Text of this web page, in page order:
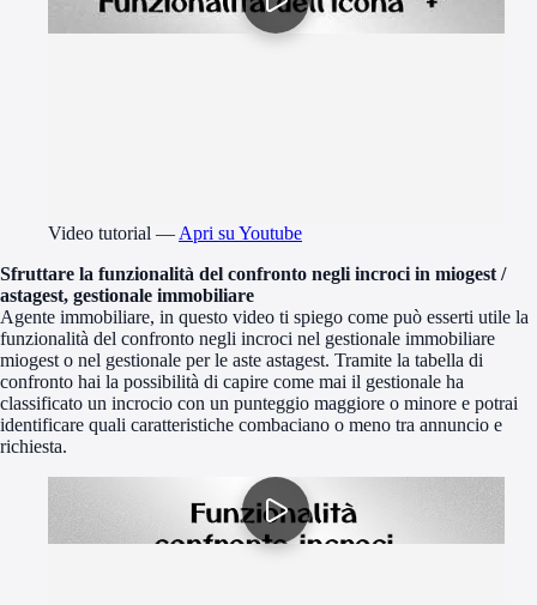
Video tutorial —Apri su Youtube
Sfruttare la funzionalità del confronto negli incroci in miogest /
astagest, gestionale immobiliare
Agente immobiliare, in questo video ti spiego come può esserti utile la
funzionalità del confronto negli incroci nel gestionale immobiliare
miogest o nel gestionale per le aste astagest. Tramite la tabella di
confronto hai la possibilità di capire come mai il gestionale ha
classificato un incrocio con un punteggio maggiore o minore e potrai
identificare quali caratteristiche combaciano o meno tra annuncio e
richiesta.